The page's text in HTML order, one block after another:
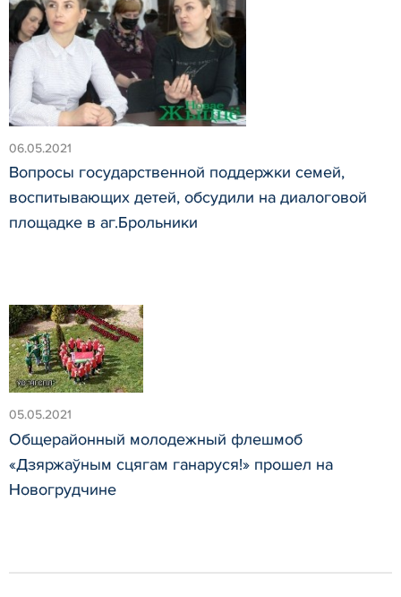
06.05.2021
Вопросы государственной поддержки семей,
воспитывающих детей, обсудили на диалоговой
площадке в аг.Брольники
05.05.2021
Общерайонный молодежный флешмоб
«Дзяржаўным сцягам ганаруся!» прошел на
Новогрудчине